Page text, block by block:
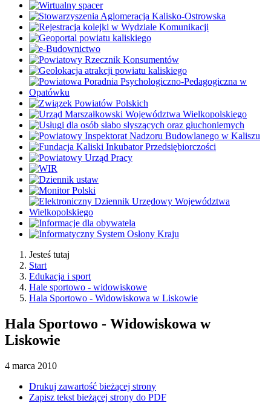
Jesteś tutaj
Start
Edukacja i sport
Hale sportowo - widowiskowe
Hala Sportowo - Widowiskowa w Liskowie
Hala Sportowo - Widowiskowa w
Liskowie
4 marca 2010
Drukuj zawartość bieżącej strony
Zapisz tekst bieżącej strony do PDF